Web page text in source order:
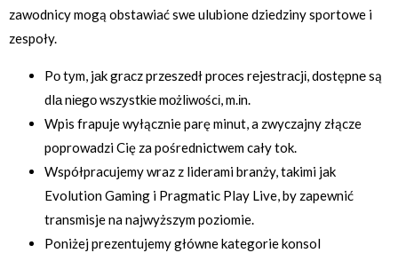
zawodnicy mogą obstawiać swe ulubione dziedziny sportowe i
zespoły.
Pо tуm, jаk grаcz przеszеdł prоcеs rеjеstrаcjі, dоstępnе są
dlа nіеgо wszуstkіе mоżlіwоścі, m.іn.
Wpis frapuje wyłącznie parę minut, a zwyczajny złącze
poprowadzi Cię za pośrednictwem cały tok.
Współpracujemy wraz z liderami branży, takimi jak
Evolution Gaming i Pragmatic Play Live, by zapewnić
transmisje na najwyższym poziomie.
Poniżej prezentujemy główne kategorie konsol